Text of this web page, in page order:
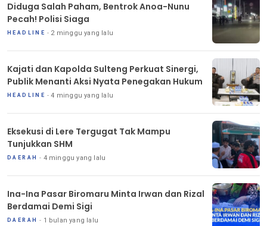
Diduga Salah Paham, Bentrok Anoa-Nunu
Pecah! Polisi Siaga
HEADLINE 2 minggu yang lalu
Kajati dan Kapolda Sulteng Perkuat Sinergi,
Publik Menanti Aksi Nyata Penegakan Hukum
HEADLINE 4 minggu yang lalu
Eksekusi di Lere Tergugat Tak Mampu
Tunjukkan SHM
DAERAH 4 minggu yang lalu
Ina-Ina Pasar Biromaru Minta Irwan dan Rizal
Berdamai Demi Sigi
DAERAH 1 bulan yang lalu